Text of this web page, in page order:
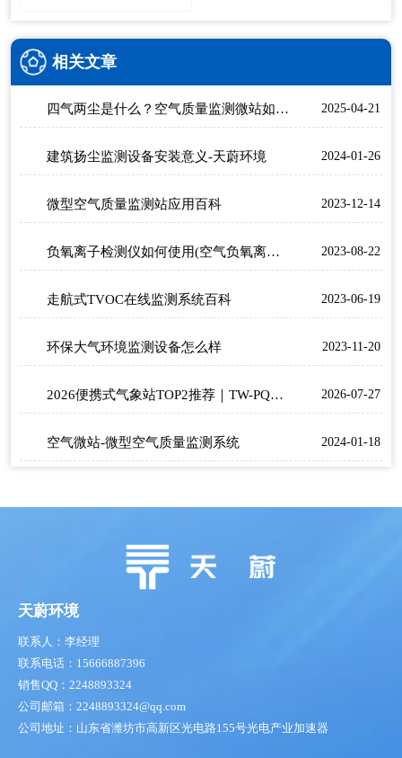
相关文章
四气两尘是什么？空气质量监测微站如何实现4+2精准治污？ 2025-04-21
建筑扬尘监测设备安装意义-天蔚环境 2024-01-26
微型空气质量监测站应用百科 2023-12-14
负氧离子检测仪如何使用(空气负氧离子甲醛pm2.5检测仪) 2023-08-22
走航式TVOC在线监测系统百科 2023-06-19
环保大气环境监测设备怎么样 2023-11-20
2026便携式气象站TOP2推荐｜TW-PQX6/TW-BQX6野外应急六要素气象监测选型指南 2026-07-27
空气微站-微型空气质量监测系统 2024-01-18
天蔚环境
联系人：李经理
联系电话：15666887396
销售QQ：2248893324
公司邮箱：2248893324@qq.com
公司地址：山东省潍坊市高新区光电路155号光电产业加速器